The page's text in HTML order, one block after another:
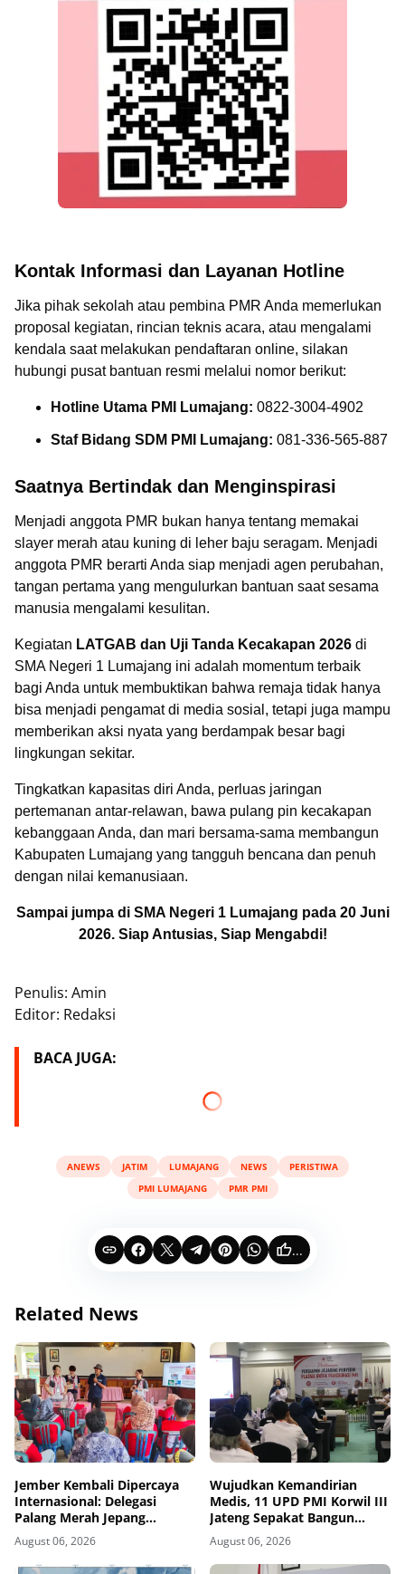
Kontak Informasi dan Layanan Hotline
Jika pihak sekolah atau pembina PMR Anda memerlukan
proposal kegiatan, rincian teknis acara, atau mengalami
kendala saat melakukan pendaftaran online, silakan
hubungi pusat bantuan resmi melalui nomor berikut:
Hotline Utama PMI Lumajang: 0822-3004-4902
Staf Bidang SDM PMI Lumajang: 081-336-565-887
Saatnya Bertindak dan Menginspirasi
Menjadi anggota PMR bukan hanya tentang memakai
slayer merah atau kuning di leher baju seragam. Menjadi
anggota PMR berarti Anda siap menjadi agen perubahan,
tangan pertama yang mengulurkan bantuan saat sesama
manusia mengalami kesulitan.
Kegiatan LATGAB dan Uji Tanda Kecakapan 2026 di
SMA Negeri 1 Lumajang ini adalah momentum terbaik
bagi Anda untuk membuktikan bahwa remaja tidak hanya
bisa menjadi pengamat di media sosial, tetapi juga mampu
memberikan aksi nyata yang berdampak besar bagi
lingkungan sekitar.
Tingkatkan kapasitas diri Anda, perluas jaringan
pertemanan antar-relawan, bawa pulang pin kecakapan
kebanggaan Anda, dan mari bersama-sama membangun
Kabupaten Lumajang yang tangguh bencana dan penuh
dengan nilai kemanusiaan.
Sampai jumpa di SMA Negeri 1 Lumajang pada 20 Juni
2026. Siap Antusias, Siap Mengabdi!
Penulis: Amin
Editor: Redaksi
BACA JUGA:
ANEWS JATIM LUMAJANG NEWS
PERISTIWA
PMI LUMAJANG
PMR PMI
...
Related News
Jember Kembali Dipercaya
Internasional: Delegasi
Palang Merah Jepang
Perkuat Kesiapsiagaan
Bencana di Kawasan Pesisir
dan Sekolah
August 06, 2026
Wujudkan Kemandirian
Medis, 11 UPD PMI Korwil III
Jateng Sepakat Bangun
Jejaring Plasma Fraksionasi
Berkualitas CPOB
August 06, 2026